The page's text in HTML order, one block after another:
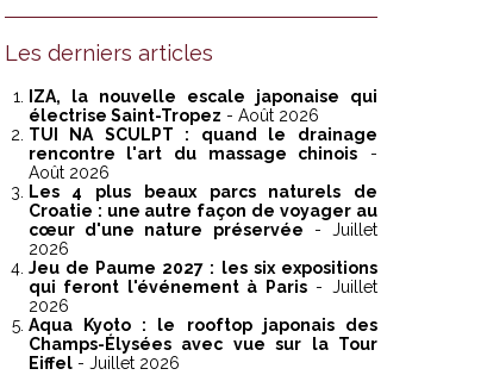
Les derniers articles
IZA, la nouvelle escale japonaise qui
électrise Saint-Tropez - Août 2026
TUI NA SCULPT : quand le drainage
rencontre l'art du massage chinois -
Août 2026
Les 4 plus beaux parcs naturels de
Croatie : une autre façon de voyager au
cœur d'une nature préservée - Juillet
2026
Jeu de Paume 2027 : les six expositions
qui feront l'événement à Paris- Juillet
2026
Aqua Kyoto : le rooftop japonais des
Champs-Élysées avec vue sur la Tour
Eiffel- Juillet 2026